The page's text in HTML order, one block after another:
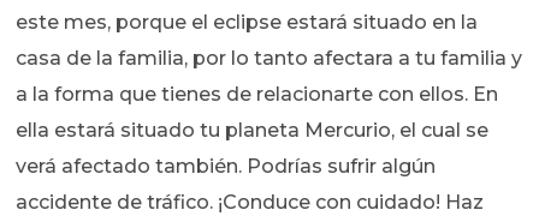
este mes, porque el eclipse estará situado en la
casa de la familia, por lo tanto afectara a tu familia y
a la forma que tienes de relacionarte con ellos. En
ella estará situado tu planeta Mercurio, el cual se
verá afectado también. Podrías sufrir algún
accidente de tráfico. ¡Conduce con cuidado! Haz